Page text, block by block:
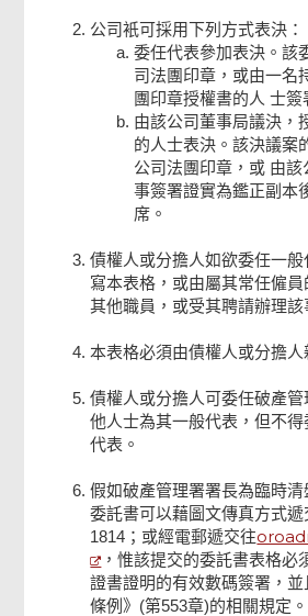
公司衹可採用下列方式表決：
委任代表參加表決。該
司法團印章，或由一名
團印章授權書的人 士簽
由該公司董事局議決，
的人士表決。該決議案
公司法團印章，或 由
事簽署證實為鑑正副本
席。
債權人或分擔人如欲委任一
寫本表格，或由屬其常任僱
其他職員，或受其聘請辦理該
本表格必須由債權人或分擔人
債權人或分擔人可委任破產
他人士為其一般代表，但不
代表。
假如破產管理署署長為臨時
委託書可以藉圖文傳真方式遞
1814；或經電郵遞交往
，惟該提交的委託書表格必
證書證明的有效數碼簽署，
條例》(第553章)的相關規定。